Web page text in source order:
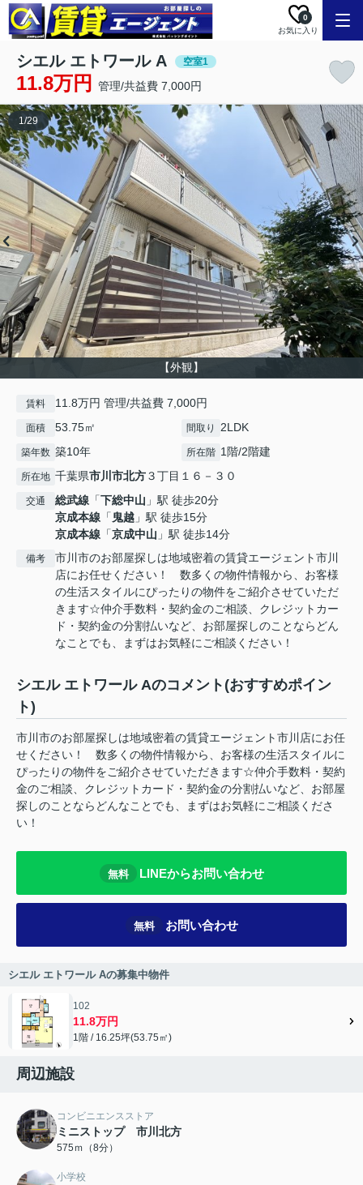
お気に入り
0
シエル エトワール A 空室1
11.8万円 管理/共益費 7,000円
【外観】
1/29
賃料 11.8万円 管理/共益費 7,000円
面積 53.75㎡ 間取り 2LDK
築年数 築10年 所在階 1階/2階建
所在地 千葉県市川市北方３丁目１６－３０
交通 総武線 「下総中山 」駅 徒歩20分
京成本線 「 鬼越 」駅 徒歩15分
京成本線 「京成中山 」駅 徒歩14分
備考
市川市のお部屋探しは地域密着の賃貸エージェント市川
店にお任せください！ 数多くの物件情報から、お客様
の生活スタイルにぴったりの物件をご紹介させていただ
きます☆仲介手数料・契約金のご相談、クレジットカー
ド・契約金の分割払いなど、お部屋探しのことならどん
なことでも、まずはお気軽にご相談ください！
シエル エトワール Aのコメント(おすすめポイン
ト)
市川市のお部屋探しは地域密着の賃貸エージェント市川店にお任
せください！ 数多くの物件情報から、お客様の生活スタイルに
ぴったりの物件をご紹介させていただきます☆仲介手数料・契約
金のご相談、クレジットカード・契約金の分割払いなど、お部屋
探しのことならどんなことでも、まずはお気軽にご相談くださ
い！
無料 LINEからお問い合わせ
無料 お問い合わせ
シエル エトワール Aの募集中物件
102
11.8万円
1階 / 16.25坪(53.75㎡)
周辺施設
コンビニエンスストア
ミニストップ 市川北方
575ｍ（8分）
小学校